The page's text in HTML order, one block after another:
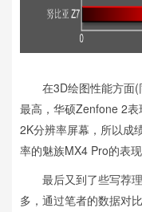
在3D绘图性能方面(
最高，华硕Zenfone 2
2K分辨率屏幕，所以成
率的魅族MX4 Pro的表现
最后又到了些写荐理
多，通过笔者的数据对